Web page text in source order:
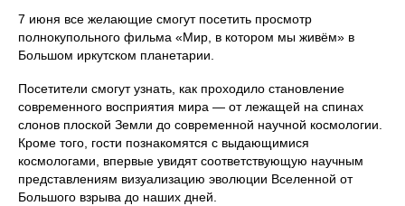
7 июня все желающие смогут посетить просмотр
полнокупольного фильма «Мир, в котором мы живём» в
Большом иркутском планетарии.
Посетители смогут узнать, как проходило становление
современного восприятия мира — от лежащей на спинах
слонов плоской Земли до современной научной космологии.
Кроме того, гости познакомятся с выдающимися
космологами, впервые увидят соответствующую научным
представлениям визуализацию эволюции Вселенной от
Большого взрыва до наших дней.